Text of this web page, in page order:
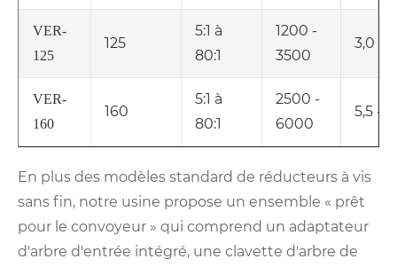
VER-
125
125
5:1 à
80:1
1200 -
3500
3,0 -
VER-
160
160
5:1 à
80:1
2500 -
6000
5,5 -
En plus des modèles standard de réducteurs à vis
sans fin, notre usine propose un ensemble « prêt
pour le convoyeur » qui comprend un adaptateur
d'arbre d'entrée intégré, une clavette d'arbre de